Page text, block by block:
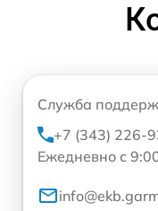
Служба
+7 (343) 226-
Ежедневно с